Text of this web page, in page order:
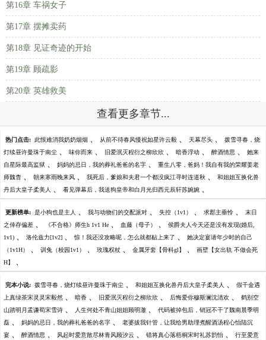
第16章 车祸女子
第17章 摆摊卖药
第18章 见证奇迹的开始
第19章 顾疏影
第20章 英雄救美
查看更多章节...
热门点击: 此恨难消我奶奶烟烟 、 从前不待春风慢祝如星许云毅 、 天幕尽头 、 拨雪寻春，烧
灯续昼许曼珠于南尘 、 味你而来 、 旧爱泯灭程衍之柳欣欣 、 暗香浮动 、 醉酒情思 、 她来
自星际最高监狱 、 妈妈的忌日，我的葬礼爸爸的名字 、 重生八零，爸妈！我自有我的荣耀姜老
师魏杳 、 朝来寒雨晚来风 、 我死后，爹娘和夫君一个都没疯江寻时连道秋 、 和姐姐互换化兽
丹后大皇子柔美人 、 看见弹幕后，我送狗皇帝和白月光归西元辰轩苏婉婉 、
更新榜单: 是小狗也是主人 、 我与动物们的交配派对 、 失控（1v1） 、 求郡主垂怜 、 末日
之倖存偏差 、 《不合格》师生h 1v1 He 、 血藤（母子） 、 侯爵夫人今天还是没有发现(婚后,
1v1) 、 洛伦兹力[1v2] 、 惊！我还没攻略呢，怎么就都贴上来了 、 她决定宴请年少时的自己
（1v1H） 、 训兔（校园1v1） 、 玫瑰权杖 、 金属牙套【骨科gl】 、 画壁【女出轨 不做会死
H】 、
完本小说: 拨雪寻春，烧灯续昼许曼珠于南尘 、 和姐姐互换化兽丹后大皇子柔美人 、 假千金遇
上真绿茶宋灵灵宋毅然 、 暗香 、 旧爱泯灭程衍之柳欣欣 、 后悔爱你穆斯澜沈清欢 、 鹤别空
山踏明月孟谦荀宋雪诗 、 人生何处不青山姐姐顾明澈 、 代码被掉包后，销冠不干了魏南晨季明
磊 、 妈妈的忌日，我的葬礼爸爸的名字 、 老婆拔我针管，让我给男助理煮醒酒汤程心怡陆沉
宴 、 醉酒情思 、 风起时爱意散尽林青风顾汐云 、 错将真心落梧桐宋时礼苏韵怡 、 行至爱意